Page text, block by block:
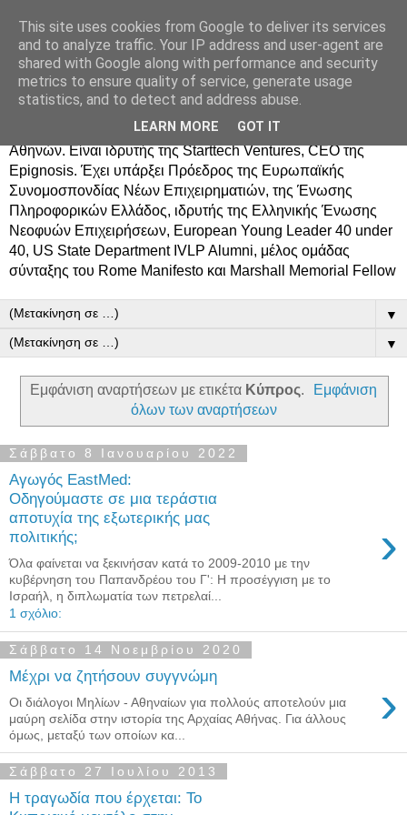
Δημήτρης Τσίγκος
Ο Δημήτρης Τσίγκος γεννήθηκε στον Ασπρόπυργο.
Σπούδασε Επιστήμη Υπολογιστών στο Πανεπιστήμιο
Κρήτης, πήρε MBA από το Οικονομικό Πανεπιστήμιο
Αθηνών. Είναι ιδρυτής της Starttech Ventures, CEO της
Epignosis. Έχει υπάρξει Πρόεδρος της Ευρωπαϊκής
Συνομοσπονδίας Νέων Επιχειρηματιών, της Ένωσης
Πληροφορικών Ελλάδος, ιδρυτής της Ελληνικής Ένωσης
Νεοφυών Επιχειρήσεων, European Young Leader 40 under
40, US State Department IVLP Alumni, μέλος ομάδας
σύνταξης του Rome Manifesto και Marshall Memorial Fellow
▼
▼
Εμφάνιση αναρτήσεων με ετικέτα Κύπρος.
Εμφάνιση
όλων των αναρτήσεων
Σάββατο 8 Ιανουαρίου 2022
Αγωγός EastMed:
Οδηγούμαστε σε μια τεράστια
αποτυχία της εξωτερικής μας
πολιτικής;
›
Όλα φαίνεται να ξεκινήσαν κατά το 2009-2010 με την
κυβέρνηση του Παπανδρέου του Γ': Η προσέγγιση με το
Ισραήλ, η διπλωματία των πετρελαί...
1 σχόλιο:
Σάββατο 14 Νοεμβρίου 2020
Μέχρι να ζητήσουν συγγνώμη ›
Οι διάλογοι Μηλίων - Αθηναίων για πολλούς αποτελούν μια
μαύρη σελίδα στην ιστορία της Αρχαίας Αθήνας. Για άλλους
όμως, μεταξύ των οποίων κα...
Σάββατο 27 Ιουλίου 2013
Η τραγωδία που έρχεται: Το
This site uses cookies from Google to deliver its services
and to analyze traffic. Your IP address and user-agent are
shared with Google along with performance and security
metrics to ensure quality of service, generate usage
statistics, and to detect and address abuse.
LEARN MORE GOT IT